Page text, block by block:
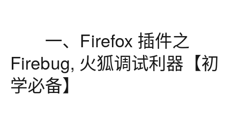
一、Firefox 插件之
Firebug, 火狐调试利器【初
学必备】